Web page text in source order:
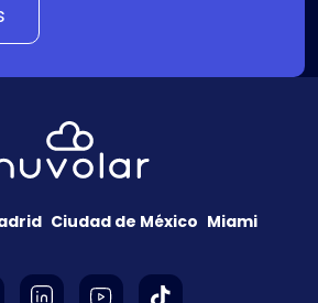
Ciudad de México Miami